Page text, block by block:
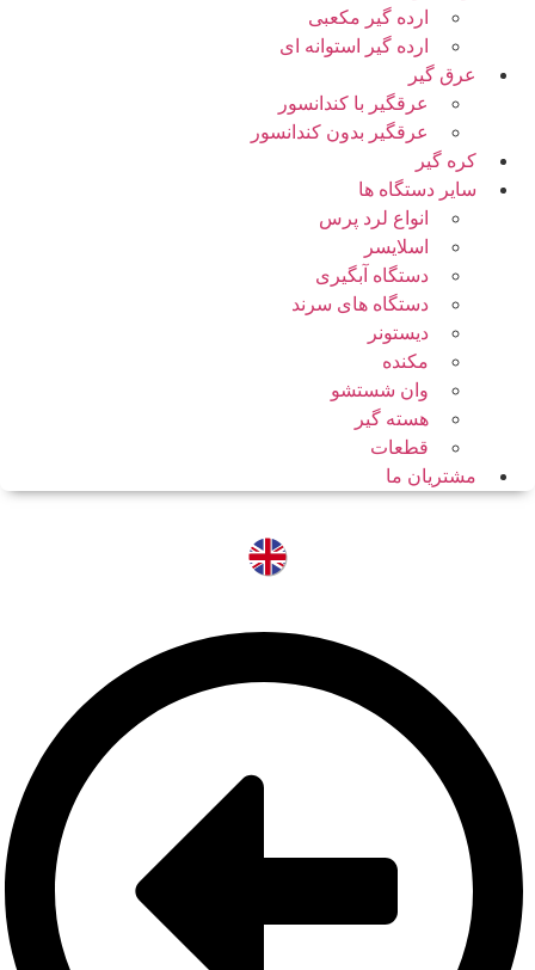
ارده گیر مکعبی
ارده گیر استوانه ای
عرق گیر
عرقگیر با کندانسور
عرقگیر بدون کندانسور
کره گیر
سایر دستگاه ها
انواع لرد پرس
اسلایسر
دستگاه آبگیری
دستگاه های سرند
دیستونر
مکنده
وان شستشو
هسته گیر
قطعات
مشتریان ما